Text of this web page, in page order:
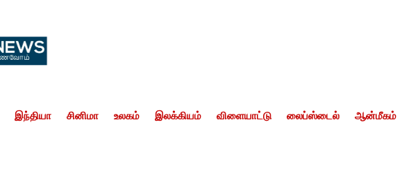
இந்தியா சினிமா உலகம் இலக்கியம் விளையாட்டு லைப்ஸ்டைல் ஆன்மீகம்